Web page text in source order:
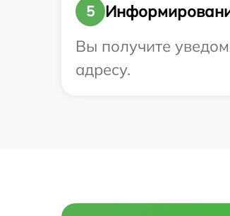
5
Вы получите
адресу.